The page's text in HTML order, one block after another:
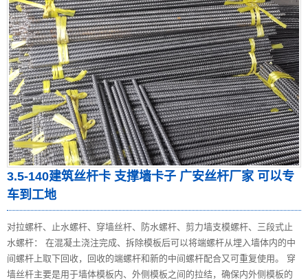
3.5-140建筑丝杆卡 支撑墙卡子 广安丝杆厂家 可以专
车到工地
对拉螺杆、止水螺杆、穿墙丝杆、防水螺杆、剪力墙支模螺杆、三段式止
水螺杆： 在混凝土浇注完成、拆除模板后可以将端螺杆从埋入墙体内的中
间螺杆上取下回收，回收的端螺杆和新的中间螺杆配合又可重复使用。 穿
墙丝杆主要是用于墙体模板内、外侧模板之间的拉结，确保内外侧模板的